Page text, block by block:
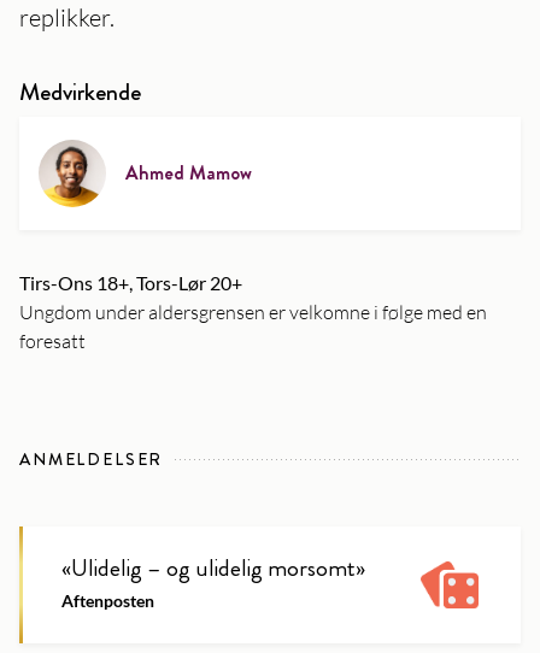
replikker.
Medvirkende
Ahmed Mamow
Tirs-Ons 18+, Tors-Lør 20+
Ungdom under aldersgrensen er velkomne i følge med en
foresatt
ANMELDELSER
«Ulidelig – og ulidelig morsomt»
Aftenposten